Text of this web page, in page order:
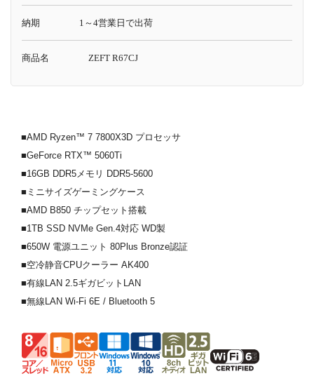
納期 1～4営業日で出荷
商品名 ZEFT R67CJ
■AMD Ryzen™ 7 7800X3D プロセッサ
■GeForce RTX™ 5060Ti
■16GB DDR5メモリ DDR5-5600
■ミニサイズゲーミングケース
■AMD B850 チップセット搭載
■1TB SSD NVMe Gen.4対応 WD製
■650W 電源ユニット 80Plus Bronze認証
■空冷静音CPUクーラー AK400
■有線LAN 2.5ギガビットLAN
■無線LAN Wi-Fi 6E / Bluetooth 5